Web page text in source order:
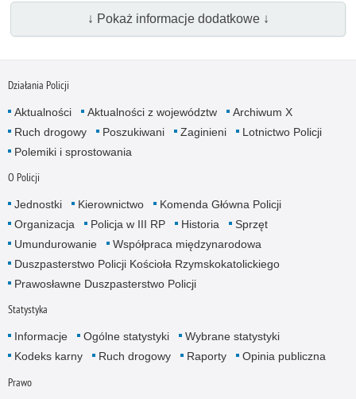
↓ Pokaż informacje dodatkowe ↓
Działania Policji
Aktualności Aktualności z województw
Archiwum X
Ruch drogowy
Poszukiwani Zaginieni
Lotnictwo Policji
Polemiki i sprostowania
O Policji
Jednostki Kierownictwo
Komenda Główna Policji
Organizacja
Policja w III RP Historia
Sprzęt
Umundurowanie
Współpraca międzynarodowa
Duszpasterstwo Policji Kościoła Rzymskokatolickiego
Prawosławne Duszpasterstwo Policji
Statystyka
Informacje Ogólne statystyki
Wybrane statystyki
Kodeks karny
Ruch drogowy Raporty Opinia publiczna
Prawo